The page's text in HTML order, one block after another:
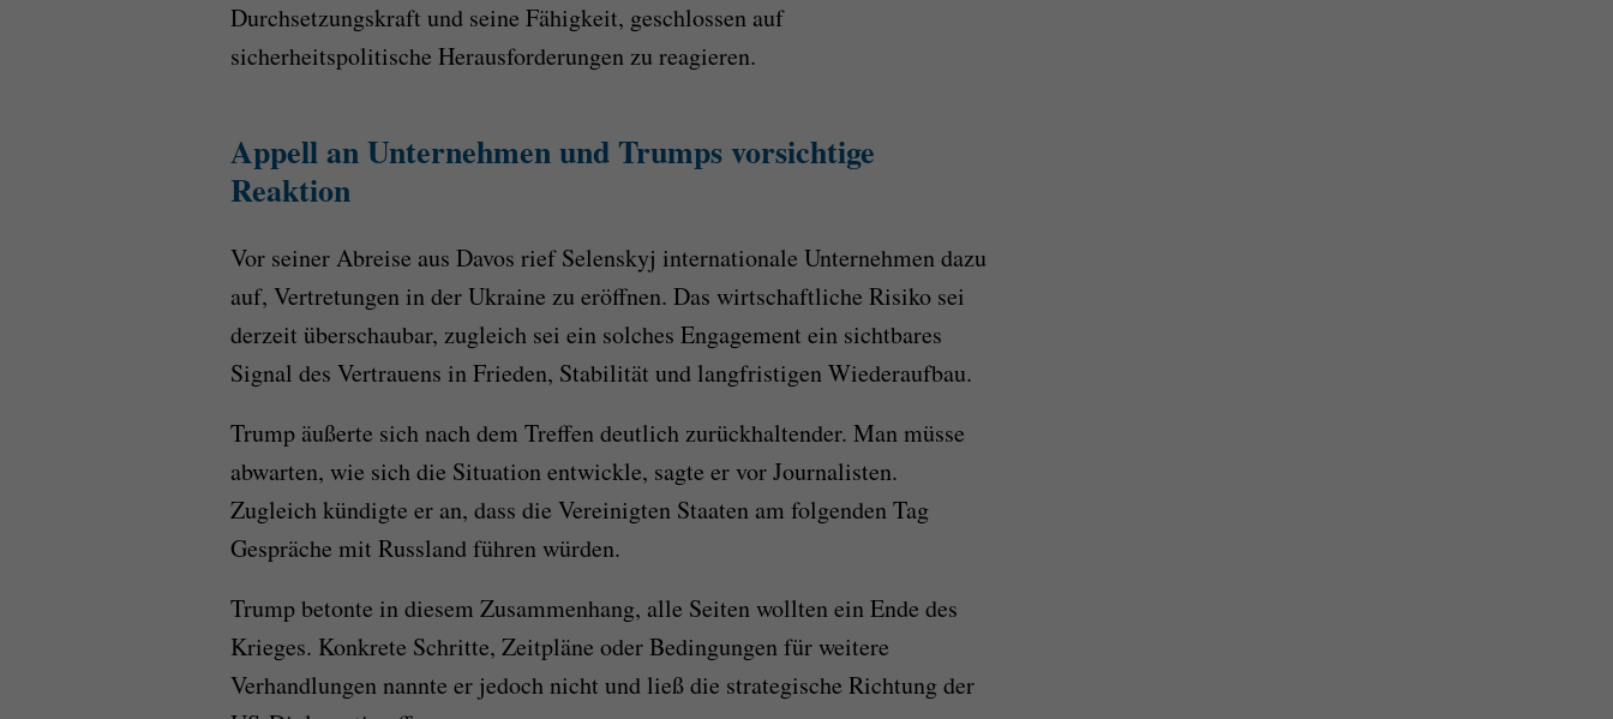
Durchsetzungskraft und seine Fähigkeit, geschlossen auf
sicherheitspolitische Herausforderungen zu reagieren.
Appell an Unternehmen und Trumps vorsichtige
Reaktion
Vor seiner Abreise aus Davos rief Selenskyj internationale Unternehmen dazu
auf, Vertretungen in der Ukraine zu eröffnen. Das wirtschaftliche Risiko sei
derzeit überschaubar, zugleich sei ein solches Engagement ein sichtbares
Signal des Vertrauens in Frieden, Stabilität und langfristigen Wiederaufbau.
Trump äußerte sich nach dem Treffen deutlich zurückhaltender. Man müsse
abwarten, wie sich die Situation entwickle, sagte er vor Journalisten.
Zugleich kündigte er an, dass die Vereinigten Staaten am folgenden Tag
Gespräche mit Russland führen würden.
Trump betonte in diesem Zusammenhang, alle Seiten wollten ein Ende des
Krieges. Konkrete Schritte, Zeitpläne oder Bedingungen für weitere
Verhandlungen nannte er jedoch nicht und ließ die strategische Richtung der